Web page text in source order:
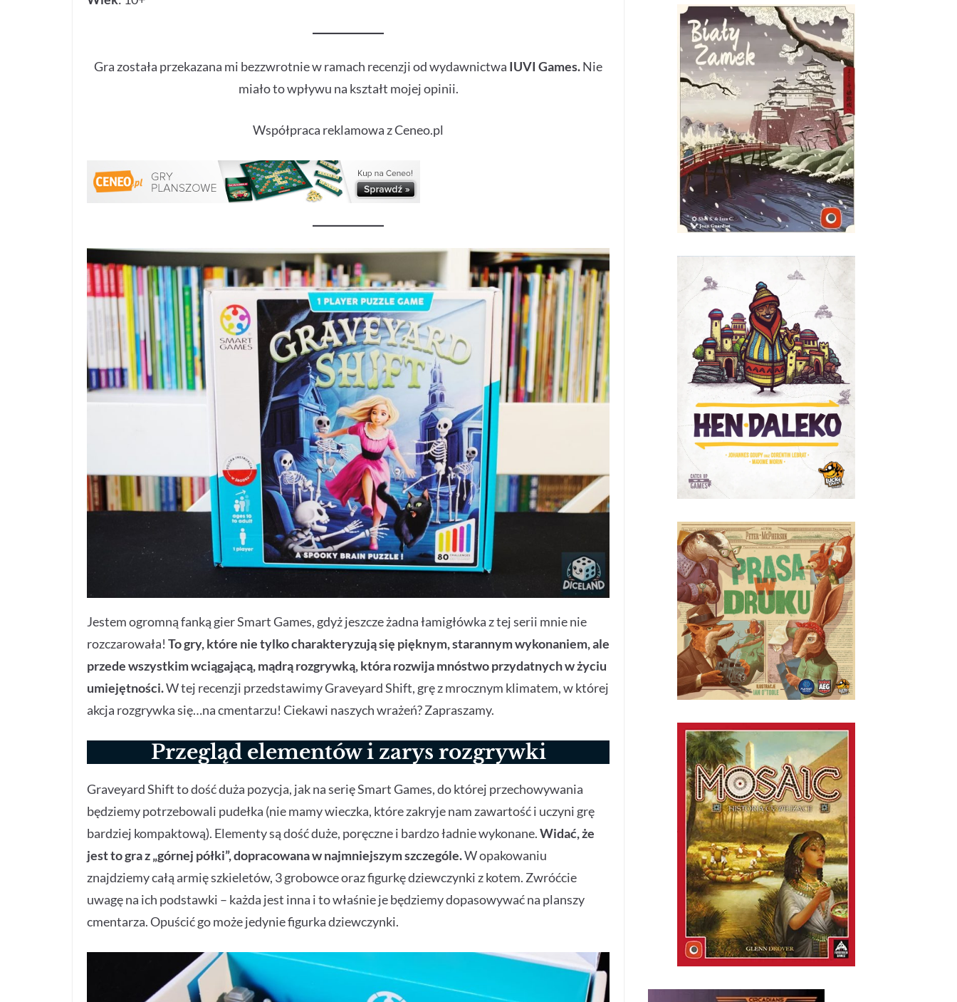
Gra została przekazana mi bezzwrotnie w ramach recenzji od wydawnictwa IUVI Games.Nie
miało to wpływu na kształt mojej opinii.
Współpraca reklamowa z Ceneo.pl
Jestem ogromną fanką gier Smart Games, gdyż jeszcze żadna łamigłówka z tej serii mnie nie
rozczarowała! To gry, które nie tylko charakteryzują się pięknym, starannym wykonaniem, ale
przede wszystkim wciągającą, mądrą rozgrywką, która rozwija mnóstwo przydatnych w życiu
umiejętności.W tej recenzji przedstawimy Graveyard Shift, grę z mrocznym klimatem, w której
akcja rozgrywka się…na cmentarzu! Ciekawi naszych wrażeń? Zapraszamy.
Przegląd elementów i zarys rozgrywki
Graveyard Shift to dość duża pozycja, jak na serię Smart Games, do której przechowywania
będziemy potrzebowali pudełka (nie mamy wieczka, które zakryje nam zawartość i uczyni grę
bardziej kompaktową). Elementy są dość duże, poręczne i bardzo ładnie wykonane.Widać, że
jest to gra z „górnej półki”, dopracowana w najmniejszym szczególe.W opakowaniu
znajdziemy całą armię szkieletów, 3 grobowce oraz figurkę dziewczynki z kotem. Zwróćcie
uwagę na ich podstawki – każda jest inna i to właśnie je będziemy dopasowywać na planszy
cmentarza. Opuścić go może jedynie figurka dziewczynki.